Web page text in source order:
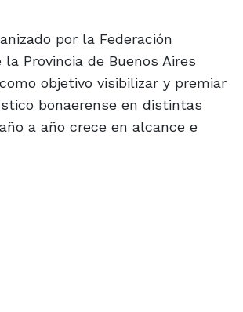
por la Federación
la Provincia de Buenos Aires
objetivo visibilizar y premiar
bonaerense en distintas
a año crece en alcance e